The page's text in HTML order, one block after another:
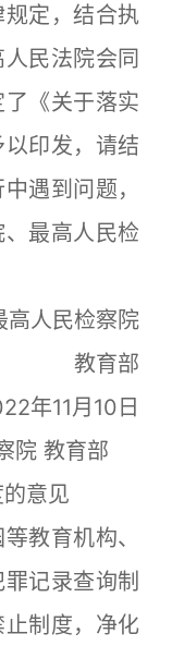
定，结合执
民法院会同
《关于落实
印发，请结
遇到问题，
最高人民检
人民检察院
教育部
11月10日
院 教育部
意见
教育机构、
记录查询制
制度，净化